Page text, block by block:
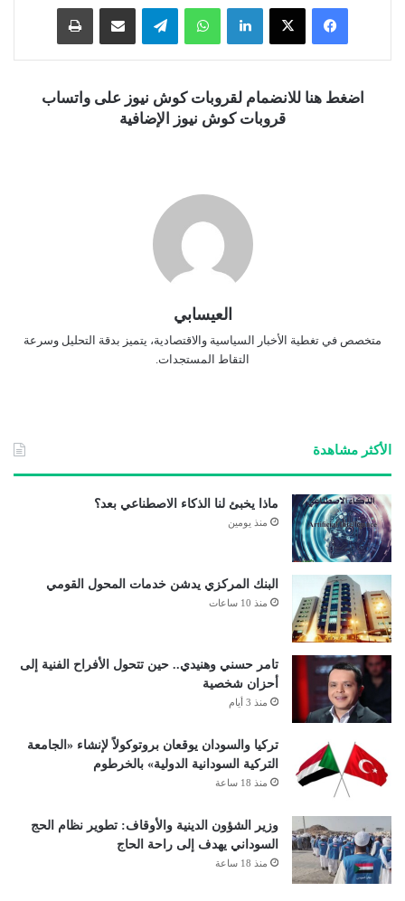
فيسبوك ‫X لينكدإن واتساب تيلقرام
اضغط هنا للانضمام لقروبات كوش نيوز على واتساب
قروبات كوش نيوز الإضافية
العيسابي
متخصص في تغطية الأخبار السياسية والاقتصادية، يتميز بدقة التحليل وسرعة
التقاط المستجدات.
الأكثر مشاهدة
ماذا يخبئ لنا الذكاء الاصطناعي بعد؟
منذ يومين
البنك المركزي يدشن خدمات المحول القومي
منذ 10 ساعات
تامر حسني وهنيدي.. حين تتحول الأفراح الفنية إلى
أحزان شخصية
منذ 3 أيام
تركيا والسودان يوقعان بروتوكولاً لإنشاء «الجامعة
التركية السودانية الدولية» بالخرطوم
منذ 18 ساعة
وزير الشؤون الدينية والأوقاف: تطوير نظام الحج
السوداني يهدف إلى راحة الحاج
منذ 18 ساعة